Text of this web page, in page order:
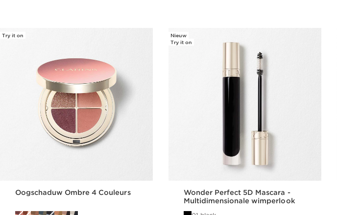
Try it on
Oogschaduw Ombre 4 Couleurs
Nieuw
Try it on
Wonder Perfect 5D Mascara -
Multidimensionale wimperlook